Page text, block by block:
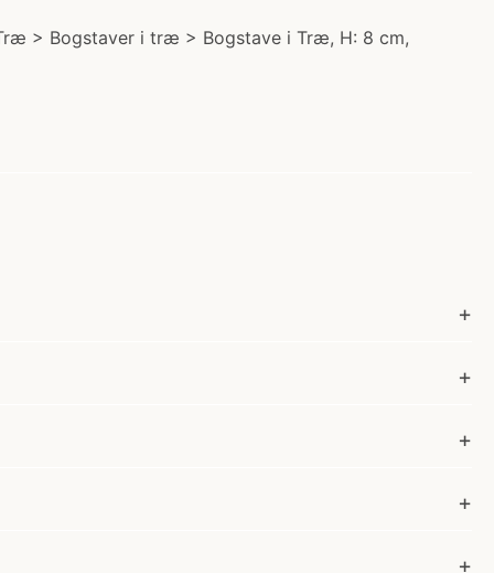
> Bogstaver i træ > Bogstave i Træ, H: 8 cm,